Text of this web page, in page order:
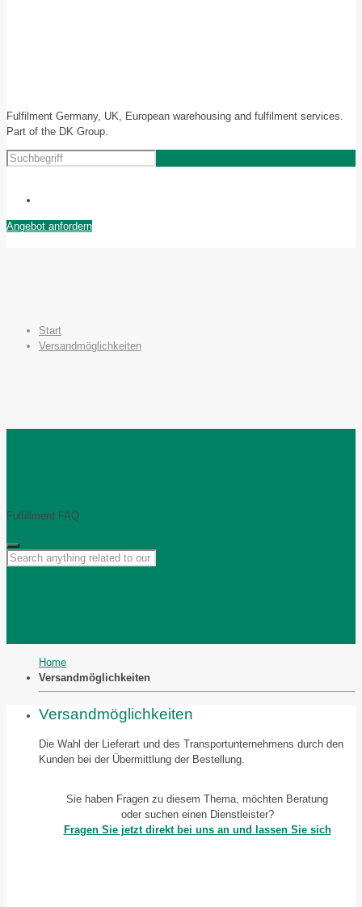
Fulfilment Germany, UK, European warehousing and fulfilment services.
Part of the DK Group.
Angebot anfordern
Start
Versandmöglichkeiten
Fulfillment FAQ
Home
Versandmöglichkeiten
Versandmöglichkeiten
Die Wahl der Lieferart und des Transportunternehmens durch den
Kunden bei der Übermittlung der Bestellung.
Sie haben Fragen zu diesem Thema, möchten Beratung
oder suchen einen Dienstleister?
Fragen Sie jetzt direkt bei uns an und lassen Sie sich